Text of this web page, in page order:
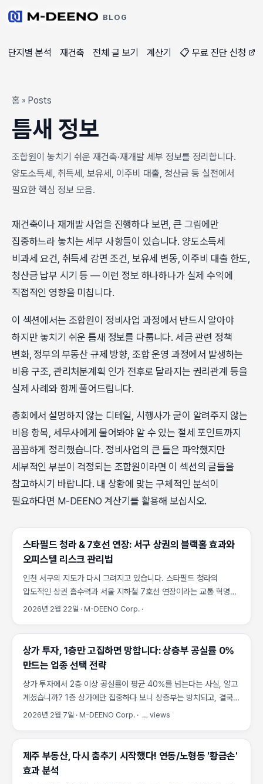
BLOG
단지별 분석 재건축 전체 글 보기 계산기 📋 무료 진단 신청
홈 » Posts
틈새 정보
조합원이 놓치기 쉬운 재건축·재개발 세부 정보를 정리합니다.
양도소득세, 취득세, 보유세, 이주비 대출, 청산금 등 실전에서
필요한 핵심 정보 모음.
재건축이나 재개발 사업을 진행하다 보면, 큰 그림에만
집중하느라 놓치는 세부 사항들이 있습니다. 양도소득세
비과세 요건, 취득세 감면 조건, 보유세 변동, 이주비 대출 한도,
청산금 납부 시기 등 — 이런 정보 하나하나가 실제 수익에
직접적인 영향을 미칩니다.
이 섹션에서는 조합원이 정비사업 과정에서 반드시 알아야
하지만 놓치기 쉬운 틈새 정보를 다룹니다. 세금 관련 정책
변화, 정부의 부동산 규제 방향, 조합 운영 과정에서 발생하는
비용 구조, 관리처분계획 인가 전후로 달라지는 권리관계 등을
실제 사례와 함께 풀어드립니다.
총회에서 설명하지 않는 디테일, 시행사가 굳이 알려주지 않는
비용 항목, 세무사에게 물어봐야 알 수 있는 절세 포인트까지
꼼꼼하게 정리했습니다. 정비사업의 큰 틀은 파악했지만
세부적인 부분이 걱정되는 조합원이라면 이 섹션의 글들을
참고하시기 바랍니다. 내 상황에 맞는 구체적인 분석이
필요하다면 M-DEENO 계산기를 활용해 보십시오.
스타필드 청라 & 7호선 연장: 서구 상권의 블랙홀 효과와
오피스텔 리스크 관리법
인천 서구의 지도가 다시 그려지고 있습니다. 스타필드 청라의
압도적인 상권 흡수력과 서울 지하철 7호선 연장이라는 교통 혁명이
결합하며, 단순한 주거지를 넘어 광역 상권으로의 진화가
인근 오피스텔 데이터의 핵심을 공개합니다. 스타필드 청라, 단순
쇼핑몰을 넘어선 ‘상권 블랙홀’ 스타필드 청라는 국내 최대 규모의
복합문화 공간뿐만 아니라 멀티스타디움(돔구장)이 결합된 형태라는
점에서 기존 점포들과 궤를 달리합니다. 광역 수요 흡수: 분석 엔진
알고리즘 분석에 따르면, 스타필드 개장 시 반경 10km 이내의
유동인구가 기존 대비 약 25% 이상 증가할 것으로 예측됩니다.
상권의 재편: 청라 커낼웨이 중심의 기존 상권이 스타필드 인근의
블랙홀 효과가 발생할 가능성이 높습니다. 체류 시간의 증가: 돔구장
행사와 연계된 체류형 관광객 유입은 배후 주거지의 가치를 높이는
핵심 동력으로 작용합니다. 7호선 연장과 접근성의 비약적 향상 서울
2026년 2월 22일 · M-DEENO Corp.·
상가 투자, 1층만 고집하면 망합니다: 상층부 공실률 0%
만드는 업종 선택 전략
상가 투자에서 2층 이상 공실률이 평균 40%를 넘는다는 사실, 알고
계셨습니까? 1층 상가에만 집중하다 보니 상층부는 방치되고, 결국
전체 수익률이 반 토막 나는 상황을 겪는 투자자들이 생각보다 훨씬
선택 전략과 실제 성공 사례를 구체적으로 공개합니다. 1층 프리미엄
거품 시대, 상층부 공실은 왜 생길까? 상가 투자에 관심 있는
분들이라면 누구나 1층을 선호합니다. ‘1층은 망하지 않는다’는
2026년 2월 7일 · M-DEENO Corp.· … views
제주 부동산, 다시 춤추기 시작했다! 연동/노형동 '황금손'
효과 분석